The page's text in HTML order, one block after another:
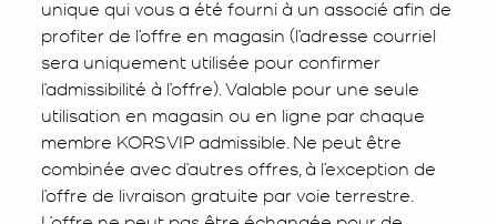
unique qui vous a été fourni à un associé afin de
profiter de l’offre en magasin (l’adresse courriel
sera uniquement utilisée pour confirmer
l’admissibilité à l’offre). Valable pour une seule
utilisation en magasin ou en ligne par chaque
membre KORSVIP admissible. Ne peut être
combinée avec d’autres offres, à l’exception de
l’offre de livraison gratuite par voie terrestre.